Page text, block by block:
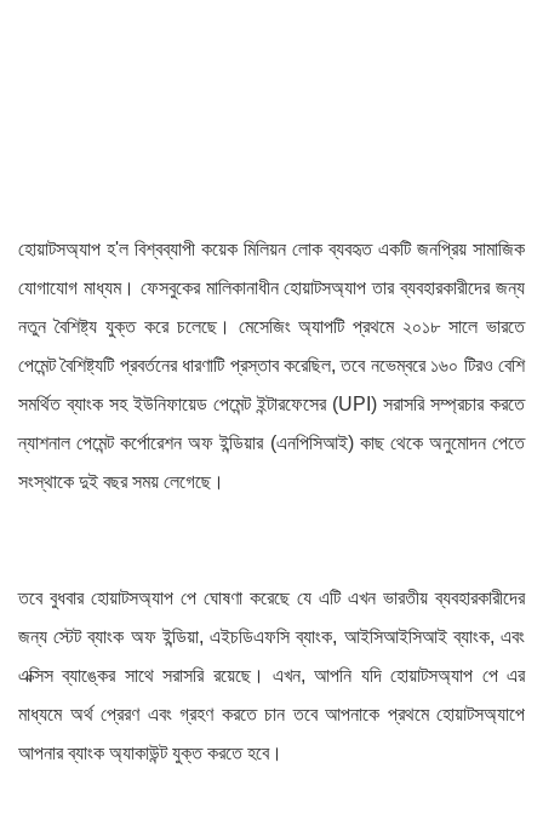
হোয়াটসঅ্যাপ হ'ল বিশ্বব্যাপী কয়েক মিলিয়ন লোক ব্যবহৃত একটি জনপ্রিয় সামাজিক
যোগাযোগ মাধ্যম। ফেসবুকের মালিকানাধীন হোয়াটসঅ্যাপ তার ব্যবহারকারীদের জন্য
নতুন বৈশিষ্ট্য যুক্ত করে চলেছে। মেসেজিং অ্যাপটি প্রথমে ২০১৮ সালে ভারতে
পেমেন্ট বৈশিষ্ট্যটি প্রবর্তনের ধারণাটি প্রস্তাব করেছিল, তবে নভেম্বরে ১৬০ টিরও বেশি
সমর্থিত ব্যাংক সহ ইউনিফায়েড পেমেন্ট ইন্টারফেসের (UPI) সরাসরি সম্প্রচার করতে
ন্যাশনাল পেমেন্ট কর্পোরেশন অফ ইন্ডিয়ার (এনপিসিআই) কাছ থেকে অনুমোদন পেতে
সংস্থাকে দুই বছর সময় লেগেছে।
তবে বুধবার হোয়াটসঅ্যাপ পে ঘোষণা করেছে যে এটি এখন ভারতীয় ব্যবহারকারীদের
জন্য স্টেট ব্যাংক অফ ইন্ডিয়া, এইচডিএফসি ব্যাংক, আইসিআইসিআই ব্যাংক, এবং
এক্সিস ব্যাঙ্কের সাথে সরাসরি রয়েছে। এখন, আপনি যদি হোয়াটসঅ্যাপ পে এর
মাধ্যমে অর্থ প্রেরণ এবং গ্রহণ করতে চান তবে আপনাকে প্রথমে হোয়াটসঅ্যাপে
আপনার ব্যাংক অ্যাকাউন্ট যুক্ত করতে হবে।